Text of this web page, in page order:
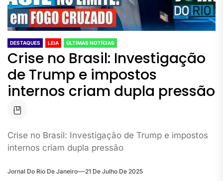
DESTAQUES LEIA ÚLTIMAS NOTÍCIAS
Crise no Brasil: Investigação
de Trump e impostos
internos criam dupla pressão
Crise no Brasil: Investigação de Trump e impostos
internos criam dupla pressão
Jornal Do Rio De Janeiro 21 De Julho De 2025